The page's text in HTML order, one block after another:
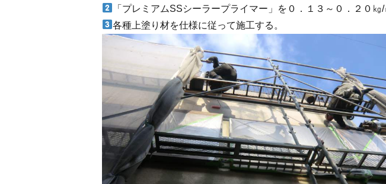
「プレミアムSSシーラープライマー」を０．１３～０．２０
各種上塗り材を仕様に従って施工する。